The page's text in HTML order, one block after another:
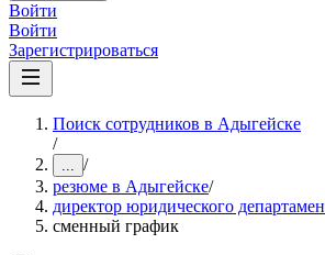
Войти
Войти
Зарегистрироваться
Поиск сотрудников в Адыгейске
/
... /
резюме в Адыгейске/
директор юридического
сменный график